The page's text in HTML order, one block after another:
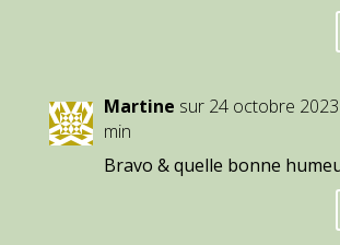
Martine sur 24 octobre
min
Bravo & quelle bonne